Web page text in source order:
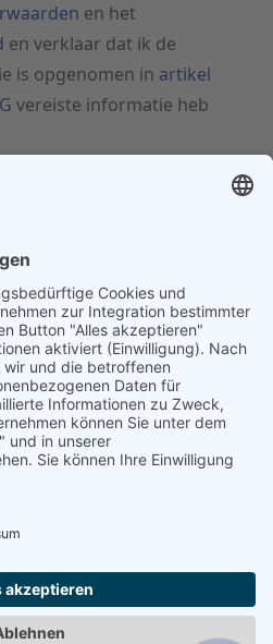
en het
en verklaar dat ik de
is opgenomen in artikel
vereiste informatie heb
|Contact